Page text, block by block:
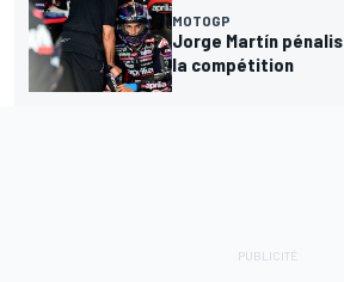
MOTOGP
Jorge Martín
la compétition